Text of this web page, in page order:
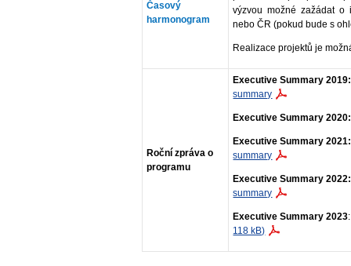
Časový
harmonogram
výzvou možné zažádat o
nebo ČR (pokud bude s
Realizace projektů je
Roční zpráva o
programu
Executive Summary 2019:
summary
Executive Summary
Executive Summary 2021:
summary
Executive Summary
summary
Executive Summary 2023
118 kB)